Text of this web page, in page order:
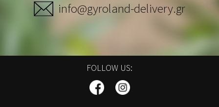
info@gyroland-delivery.gr
FOLLOW US: